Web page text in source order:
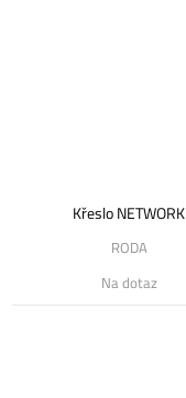
Křeslo NETWORK
RODA
Na dotaz